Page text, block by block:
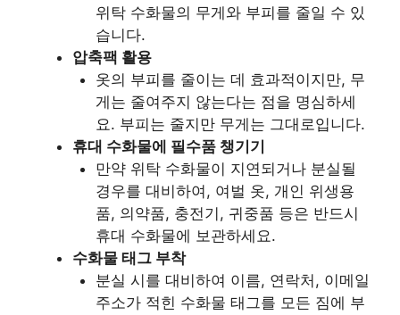
위탁 수화물의 무게와 부피를 줄일 수 있
습니다.
압축팩 활용
옷의 부피를 줄이는 데 효과적이지만, 무
게는 줄여주지 않는다는 점을 명심하세
요. 부피는 줄지만 무게는 그대로입니다.
휴대 수화물에 필수품 챙기기
만약 위탁 수화물이 지연되거나 분실될
경우를 대비하여, 여벌 옷, 개인 위생용
품, 의약품, 충전기, 귀중품 등은 반드시
휴대 수화물에 보관하세요.
수화물 태그 부착
분실 시를 대비하여 이름, 연락처, 이메일
주소가 적힌 수화물 태그를 모든 짐에 부